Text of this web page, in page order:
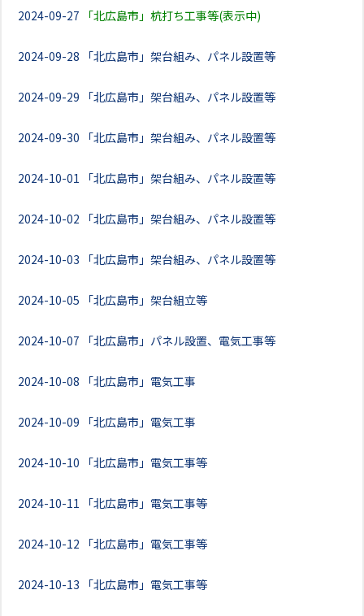
2024-09-27 「北広島市」杭打ち工事等(表示中)
2024-09-28 「北広島市」架台組み、パネル設置等
2024-09-29 「北広島市」架台組み、パネル設置等
2024-09-30 「北広島市」架台組み、パネル設置等
2024-10-01 「北広島市」架台組み、パネル設置等
2024-10-02 「北広島市」架台組み、パネル設置等
2024-10-03 「北広島市」架台組み、パネル設置等
2024-10-05 「北広島市」架台組立等
2024-10-07 「北広島市」パネル設置、電気工事等
2024-10-08 「北広島市」電気工事
2024-10-09 「北広島市」電気工事
2024-10-10 「北広島市」電気工事等
2024-10-11 「北広島市」電気工事等
2024-10-12 「北広島市」電気工事等
2024-10-13 「北広島市」電気工事等